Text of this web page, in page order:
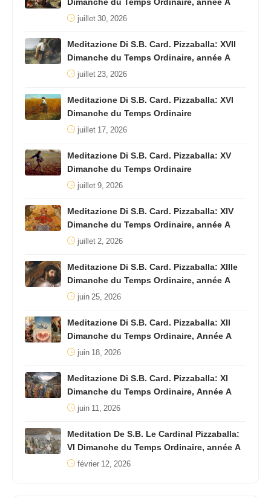
juillet 30, 2026
Meditazione Di S.B. Card. Pizzaballa: XVII
Dimanche du Temps Ordinaire, année A
juillet 23, 2026
Meditazione Di S.B. Card. Pizzaballa: XVI
Dimanche du Temps Ordinaire
juillet 17, 2026
Meditazione Di S.B. Card. Pizzaballa: XV
Dimanche du Temps Ordinaire
juillet 9, 2026
Meditazione Di S.B. Card. Pizzaballa: XIV
Dimanche du Temps Ordinaire, année A
juillet 2, 2026
Meditazione Di S.B. Card. Pizzaballa: XIIIe
Dimanche du Temps Ordinaire, année A
juin 25, 2026
Meditazione Di S.B. Card. Pizzaballa: XII
Dimanche du Temps Ordinaire, Année A
juin 18, 2026
Meditazione Di S.B. Card. Pizzaballa: XI
Dimanche du Temps Ordinaire, Année A
juin 11, 2026
Meditation De S.B. Le Cardinal Pizzaballa:
VI Dimanche du Temps Ordinaire, année A
février 12, 2026